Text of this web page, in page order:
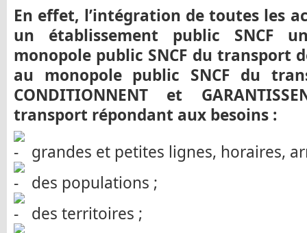
En effet, l’intégration de toutes les
un établissement public SNCF
monopole public SNCF du transport
au monopole public SNCF du
CONDITIONNENT et
transport répondant aux besoins :
grandes et petites lignes, horaires,
des populations ;
des territoires ;